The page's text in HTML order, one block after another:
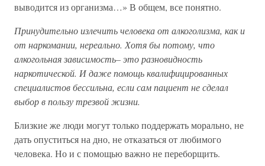
выводится из организма…» В общем, все понятно.
Принудительно излечить человека от алкоголизма, как и
от наркомании, нереально. Хотя бы потому, что
алкогольная зависимость– это разновидность
наркотической. И даже помощь квалифицированных
специалистов бессильна, если сам пациент не сделал
выбор в пользу трезвой жизни.
Близкие же люди могут только поддержать морально, не
дать опуститься на дно, не отказаться от любимого
человека. Но и с помощью важно не переборщить.